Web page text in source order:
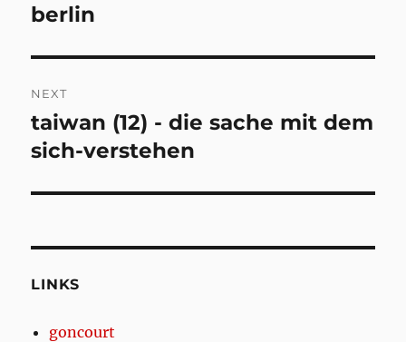
post:
berlin
NEXT
Next
post:
taiwan (12) - die sache mit dem
sich-verstehen
LINKS
goncourt